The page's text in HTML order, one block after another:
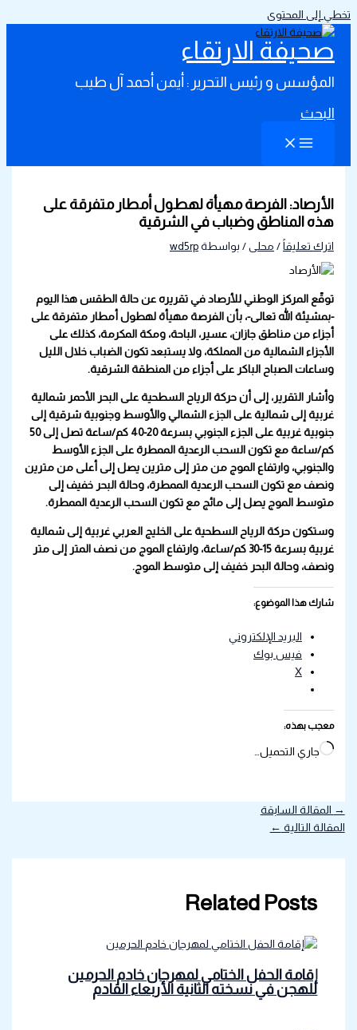
تخطي إلى المحتوى
صحيفة الارتقاء
المؤسس و رئيس التحرير : أيمن أحمد آل طيب
البحث
الأرصاد: الفرصة مهيأة لهطول أمطار متفرقة على
هذه المناطق وضباب في الشرقية
اترك تعليقاً / محلى / بواسطة wd5rp
توقّع المركز الوطني للأرصاد في تقريره عن حالة الطقس هذا اليوم
-بمشيئة الله تعالى-، بأن الفرصة مهيأة لهطول أمطار متفرقة على
أجزاء من مناطق جازان، عسير، الباحة، ومكة المكرمة، كذلك على
الأجزاء الشمالية من المملكة، ولا يستبعد تكون الضباب خلال الليل
وساعات الصباح الباكر على أجزاء من المنطقة الشرقية.
وأشار التقرير، إلى أن حركة الرياح السطحية على البحر الأحمر شمالية
غربية إلى شمالية على الجزء الشمالي والأوسط وجنوبية شرقية إلى
جنوبية غربية على الجزء الجنوبي بسرعة 20-40 كم/ساعة تصل إلى 50
كم/ساعة مع تكون السحب الرعدية الممطرة على الجزء الأوسط
والجنوبي، وارتفاع الموج من متر إلى مترين يصل إلى أعلى من مترين
ونصف مع تكون السحب الرعدية الممطرة، وحالة البحر خفيف إلى
متوسط الموج يصل إلى مائج مع تكون السحب الرعدية الممطرة.
وستكون حركة الرياح السطحية على الخليج العربي غربية إلى شمالية
غربية بسرعة 15-30 كم/ساعة، وارتفاع الموج من نصف المتر إلى متر
ونصف، وحالة البحر خفيف إلى متوسط الموج.
شارك هذا الموضوع:
البريد الإلكتروني
فيس بوك
X
معجب بهذه:
جاري التحميل…
→ المقالة السابقة
المقالة التالية ←
Related Posts
إقامة الحفل الختامي لمهرجان خادم الحرمين
للهجن في نسخته الثانية الأربعاء القادم